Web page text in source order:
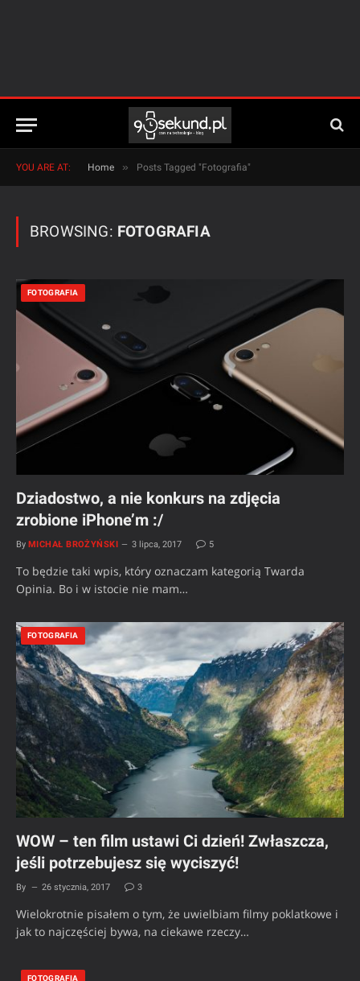
YOU ARE AT: Home » Posts Tagged "Fotografia"
BROWSING: FOTOGRAFIA
FOTOGRAFIA
Dziadostwo, a nie konkurs na zdjęcia
zrobione iPhone’m :/
By MICHAŁ BROŻYŃSKI 3 lipca, 2017 5
To będzie taki wpis, który oznaczam kategorią Twarda
Opinia. Bo i w istocie nie mam…
FOTOGRAFIA
WOW – ten film ustawi Ci dzień! Zwłaszcza,
jeśli potrzebujesz się wyciszyć!
By 26 stycznia, 2017 3
Wielokrotnie pisałem o tym, że uwielbiam filmy poklatkowe i
jak to najczęściej bywa, na ciekawe rzeczy…
FOTOGRAFIA